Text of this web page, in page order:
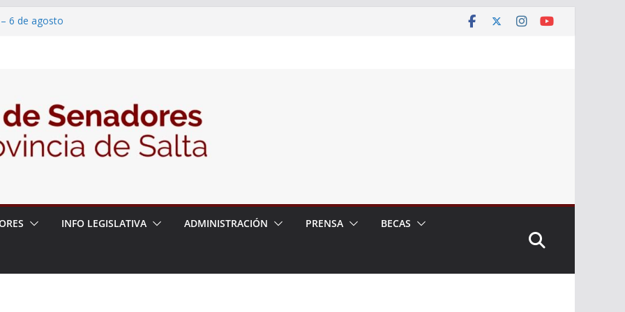
6 de agosto
– 06/08/26 – Créase el Ente Salteño
Vegetal
INFO LEGISLATIVA ADMINISTRACIÓN PRENSA BECAS